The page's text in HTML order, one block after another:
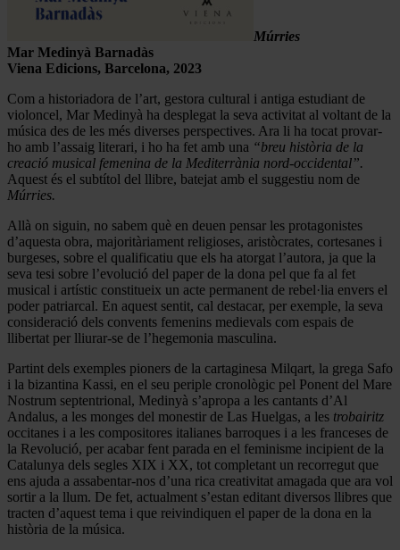
Múrries
Mar Medinyà Barnadàs
Viena Edicions, Barcelona, 2023
Com a historiadora de l’art, gestora cultural i antiga estudiant de
violoncel, Mar Medinyà ha desplegat la seva activitat al voltant de la
música des de les més diverses perspectives. Ara li ha tocat provar-
ho amb l’assaig literari, i ho ha fet amb una “breu història de la
creació musical femenina de la Mediterrània nord-occidental”.
Aquest és el subtítol del llibre, batejat amb el suggestiu nom de
Múrries.
Allà on siguin, no sabem què en deuen pensar les protagonistes
d’aquesta obra, majoritàriament religioses, aristòcrates, cortesanes i
burgeses, sobre el qualificatiu que els ha atorgat l’autora, ja que la
seva tesi sobre l’evolució del paper de la dona pel que fa al fet
musical i artístic constitueix un acte permanent de rebel·lia envers el
poder patriarcal. En aquest sentit, cal destacar, per exemple, la seva
consideració dels convents femenins medievals com espais de
llibertat per lliurar-se de l’hegemonia masculina.
Partint dels exemples pioners de la cartaginesa Milqart, la grega Safo
i la bizantina Kassi, en el seu periple cronològic pel Ponent del Mare
Nostrum septentrional, Medinyà s’apropa a les cantants d’Al
Andalus, a les monges del monestir de Las Huelgas, a les trobairitz
occitanes i a les compositores italianes barroques i a les franceses de
la Revolució, per acabar fent parada en el feminisme incipient de la
Catalunya dels segles XIX i XX, tot completant un recorregut que
ens ajuda a assabentar-nos d’una rica creativitat amagada que ara vol
sortir a la llum. De fet, actualment s’estan editant diversos llibres que
tracten d’aquest tema i que reivindiquen el paper de la dona en la
història de la música.